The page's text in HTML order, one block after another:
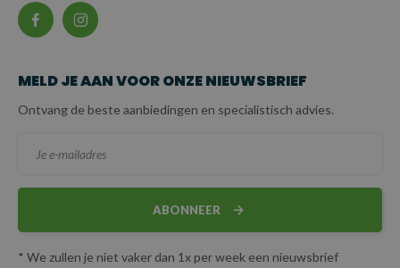
MELD JE AAN VOOR ONZE NIEUWSBRIEF
Ontvang de beste aanbiedingen en specialistisch advies.
ABONNEER
* We zullen je niet vaker dan 1x per week een nieuwsbrief